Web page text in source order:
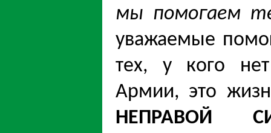
мы помогаем
уважаемые
тех, у кого
Армии, это
НЕПРАВОЙ